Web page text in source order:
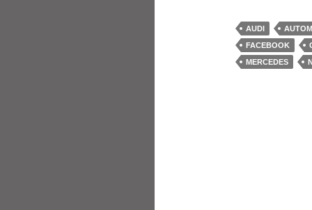
AUDI
FACEBOOK
MERCEDES